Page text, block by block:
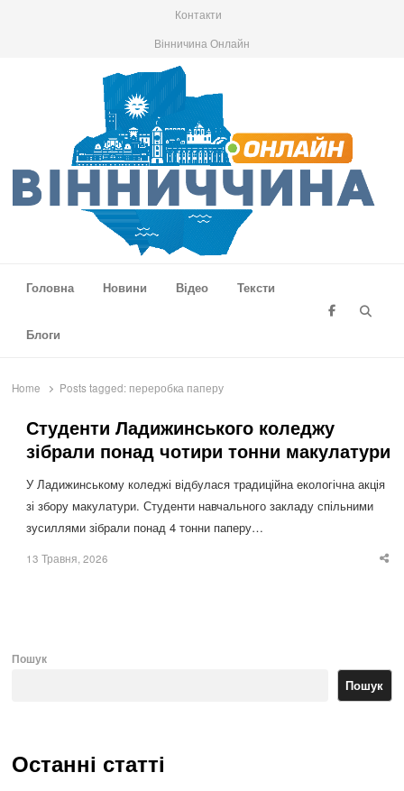
Контакти
Вінничина Онлайн
Головна
Новини Відео Тексти
Блоги
Home Posts tagged: переробка паперу
Студенти Ладижинського коледжу
зібрали понад чотири тонни макулатури
У Ладижинському коледжі відбулася традиційна екологічна акція
зі збору макулатури. Студенти навчального закладу спільними
зусиллями зібрали понад 4 тонни паперу…
13 Травня, 2026
Пошук
Пошук
Останні статті